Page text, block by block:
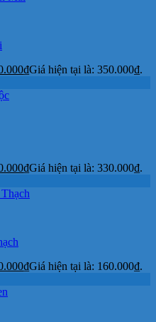
₫Giá hiện tại là: 350.000₫.
₫Giá hiện tại là: 330.000₫.
₫Giá hiện tại là: 160.000₫.